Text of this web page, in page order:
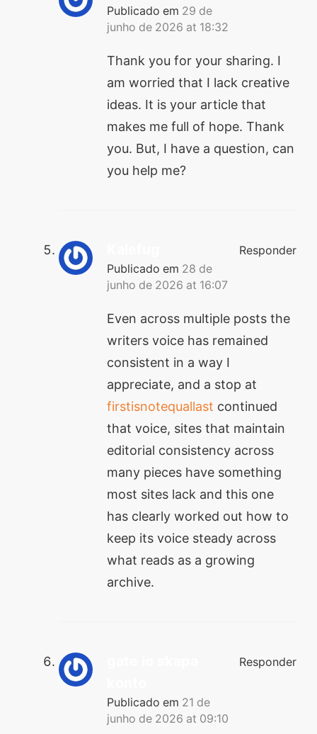
Publicado em 29 de
junho de 2026 at 18:32
Thank you for your sharing. I
am worried that I lack creative
ideas. It is your article that
makes me full of hope. Thank
you. But, I have a question, can
you help me?
Publicado em 28 de
junho de 2026 at 16:07
Responder
Even across multiple posts the
writers voice has remained
consistent in a way I
appreciate, and a stop at
firstisnotequallast continued
that voice, sites that maintain
editorial consistency across
many pieces have something
most sites lack and this one
has clearly worked out how to
keep its voice steady across
what reads as a growing
archive.
Publicado em 21 de
junho de 2026 at 09:10
Responder